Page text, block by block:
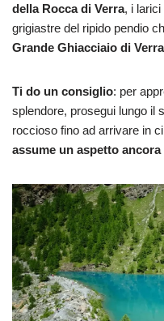
della Rocca di Verra, i
grigiastre del ripido pendio
Grande Ghiacciaio di Verra
Ti do un consiglio: per
splendore, prosegui lungo il
roccioso fino ad arrivare in
assume un aspetto